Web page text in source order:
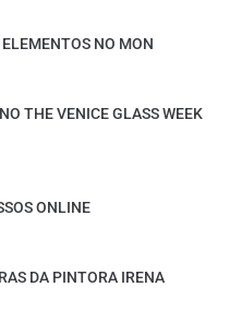
NO MON
THE VENICE GLASS WEEK
ONLINE
DA PINTORA IRENA